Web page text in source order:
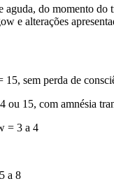
do momento do
e alterações
sem perda de
ou 15, com amnésia
= 3 a 4
a 8